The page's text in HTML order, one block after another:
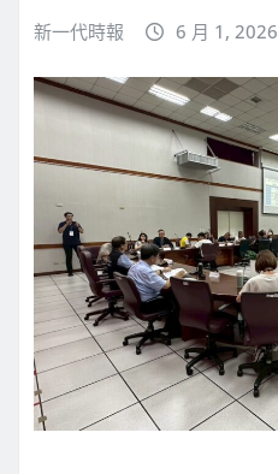
新一代時報 6 月 1, 2026